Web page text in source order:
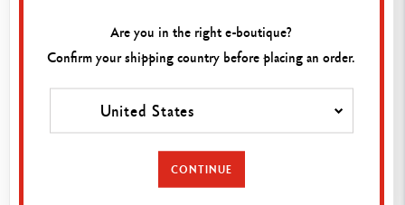
Stylo Bille 849 POPLINE Vert Fluo avec Étui
スリムパック（缶ケース）入りボールペン/NF0849.730
アルミニウム製の六角形のボディ
フレキシブルなクリップカートに追加
Are you in the right e-boutique?
Confirm your shipping country before placing an order.
United States
CONTINUE